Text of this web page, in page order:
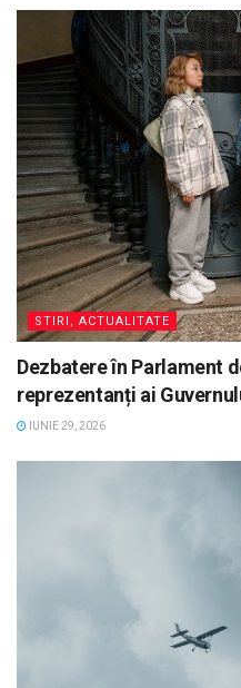
STIRI, ACTUALITATE
Dezbatere în Parlament
reprezentanți ai
IUNIE 29, 2026